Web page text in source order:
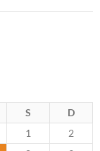
S
D
1
2